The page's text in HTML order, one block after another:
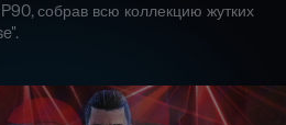
собрав всю коллекцию жутких